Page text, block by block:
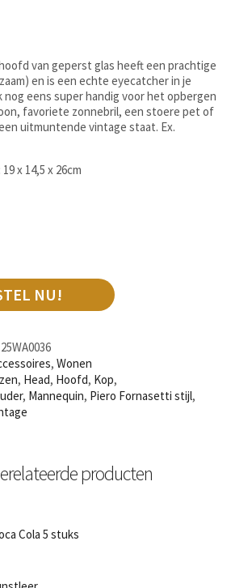
van geperst glas heeft een prachtige
en is een echte eyecatcher in je
eens super handig voor het opbergen
favoriete zonnebril, een stoere pet of
uitmuntende vintage staat. Ex.
x 14,5 x 26cm
NU!
25WA0036
, Wonen
, Head, Hoofd, Kop,
, Mannequin, Piero Fornasetti stijl,
producten